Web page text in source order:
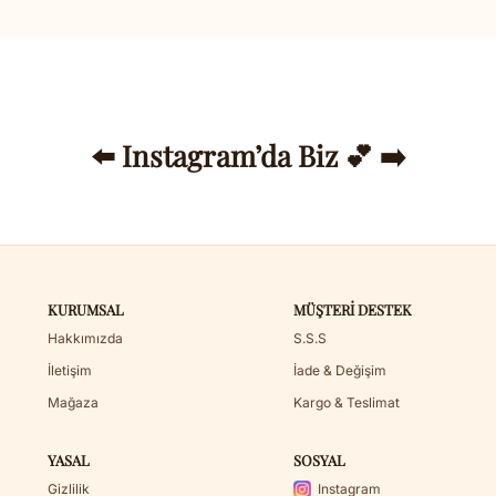
⬅️ Instagram’da Biz 💕 ➡️
KURUMSAL
Hakkımızda
İletişim
Mağaza
MÜŞTERI DESTEK
S.S.S
İade & Değişim
Kargo & Teslimat
YASAL
Gizlilik
SOSYAL
Instagram